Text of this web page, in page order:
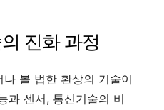
진화 과정
볼 법한 환상의 기술이
과 센서, 통신기술의 비